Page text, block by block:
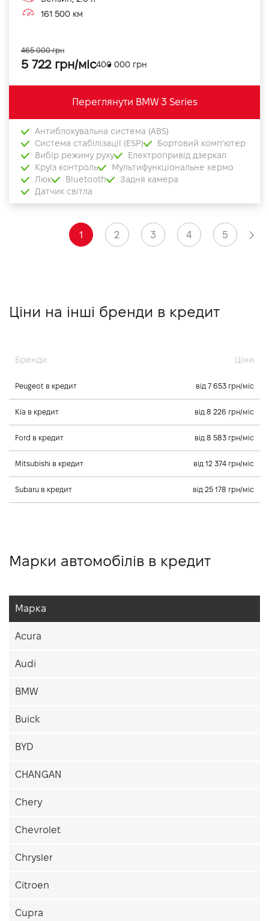
161 500 км
5 722 грн/міс400 000 грн
465 000 грн
Переглянути BMW 3 Series
Антиблокувальна система (ABS)
Система стабілізації (ESP)
Бортовий комп'ютер
Вибір режиму руху
Електропривід дзеркал
Круїз контроль
Мультифункціональне кермо
Люк
Bluetooth
Задня камера
Датчик світла
1 2 3 4 5
Ціни на інші бренди в кредит
Бренди Ціни
Peugeot в кредит від 7 653 грн/міс
Kia в кредит від 8 226 грн/міс
Ford в кредит від 8 583 грн/міс
Mitsubishi в кредит від 12 374 грн/міс
Subaru в кредит від 25 178 грн/міс
Марки автомобілів в кредит
Марка
Acura
Audi
BMW
Buick
BYD
CHANGAN
Chery
Chevrolet
Chrysler
Citroen
Cupra